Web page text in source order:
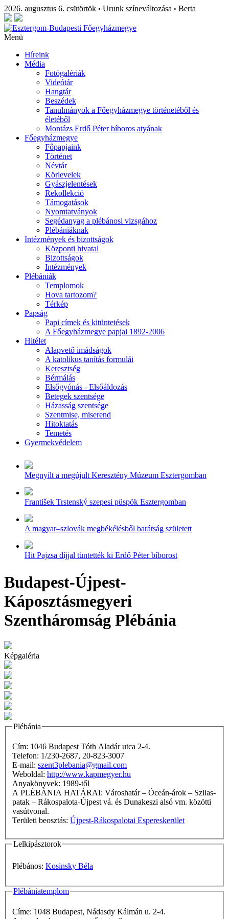
2026. augusztus 6. csütörtök • Urunk színeváltozása • Berta
Menü
Híreink
Média
Fotógalériák
Videótár
Hangtár
Beszédek
Tanulmányok a Főegyházmegye történetéből és
életéből
Montázs Erdő Péter bíboros atyának
Főegyházmegye
Főpapjaink
Történet
Névtár
Körlevelek
Gyászjelentések
Rekollekció
Támogatások
Nyomtatványok
Segédanyag a plébánosi vizsgához
Plébániáknak
Intézmények és bizottságok
Központi hivatal
Bizottságok
Intézmények
Plébániák
Templomok
Hova tartozom?
Térkép
Papság
Papi címek és kitüntetések
A Főegyházmegye papjai 1892-2006
Hitélet
Alapvető imádságok
A katolikus tanítás formulái
Keresztség
Bérmálás
Elsőgyónás - Elsőáldozás
Betegek szentsége
Házasság szentsége
Szentmise, miserend
Hitoktatás
Temetés
Gyermekvédelem
Megnyílt a megújult Keresztény Múzeum Esztergomban
František Trstenský szepesi püspök Esztergomban
A magyar–szlovák megbékélésből barátság született
Hit Pajzsa díjjal tüntették ki Erdő Péter bíborost
Budapest-Újpest-
Káposztásmegyeri
Szentháromság Plébánia
Képgaléria
Plébánia
Cím: 1046 Budapest Tóth Aladár utca 2-4.
Telefon: 1/230-2687, 20-823-3007
E-mail: szent3plebania@gmail.com
Weboldal: http://www.kapmegyer.hu
Anyakönyvek: 1989-től
A PLÉBÁNIA HATÁRAI: Városhatár – Óceán-árok – Szilas-
patak – Rákospalota-Újpest vá. és Dunakeszi alsó vm. közötti
vasútvonal.
Területi beosztás: Újpest-Rákospalotai Espereskerület
Lelkipásztorok
Plébános: Kosinsky Béla
Plébániatemplom
Címe: 1048 Budapest, Nádasdy Kálmán u. 2-4.